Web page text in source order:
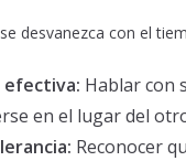
desvanezca con el
efectiva: Hablar con
en el lugar del
Reconocer